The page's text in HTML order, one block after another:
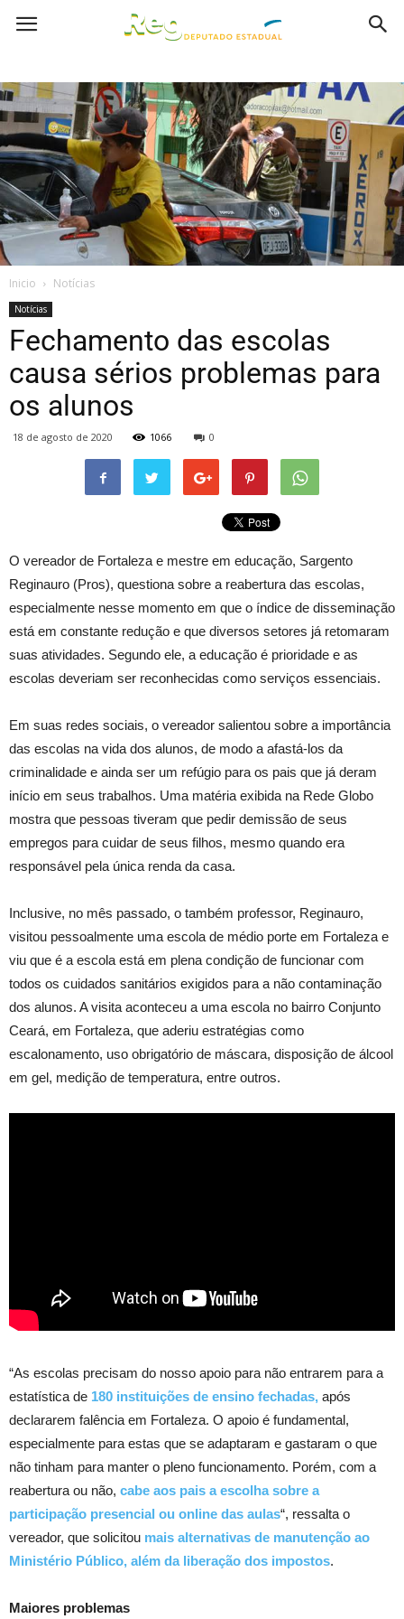
Inicio Notícias
Notícias
Fechamento das escolas
causa sérios problemas para
os alunos
18 de agosto de 2020 1066 0
O vereador de Fortaleza e mestre em educação, Sargento
Reginauro (Pros), questiona sobre a reabertura das escolas,
especialmente nesse momento em que o índice de disseminação
está em constante redução e que diversos setores já retomaram
suas atividades. Segundo ele, a educação é prioridade e as
escolas deveriam ser reconhecidas como serviços essenciais.
Em suas redes sociais, o vereador salientou sobre a importância
das escolas na vida dos alunos, de modo a afastá-los da
criminalidade e ainda ser um refúgio para os pais que já deram
início em seus trabalhos. Uma matéria exibida na Rede Globo
mostra que pessoas tiveram que pedir demissão de seus
empregos para cuidar de seus filhos, mesmo quando era
responsável pela única renda da casa.
Inclusive, no mês passado, o também professor, Reginauro,
visitou pessoalmente uma escola de médio porte em Fortaleza e
viu que é a escola está em plena condição de funcionar com
todos os cuidados sanitários exigidos para a não contaminação
dos alunos. A visita aconteceu a uma escola no bairro Conjunto
Ceará, em Fortaleza, que aderiu estratégias como
escalonamento, uso obrigatório de máscara, disposição de álcool
em gel, medição de temperatura, entre outros.
“As escolas precisam do nosso apoio para não entrarem para a
estatística de 180 instituições de ensino fechadas, após
declararem falência em Fortaleza. O apoio é fundamental,
especialmente para estas que se adaptaram e gastaram o que
não tinham para manter o pleno funcionamento. Porém, com a
reabertura ou não, cabe aos pais a escolha sobre a
participação presencial ou online das aulas“, ressalta o
vereador, que solicitou mais alternativas de manutenção ao
Ministério Público, além da liberação dos impostos.
Maiores problemas